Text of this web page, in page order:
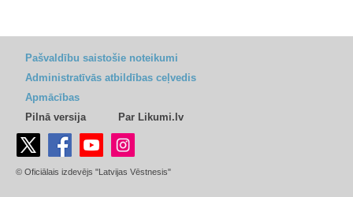
Pašvaldību saistošie noteikumi
Administratīvās atbildības ceļvedis
Apmācības
Pilnā versija
Par Likumi.lv
© Oficiālais izdevējs "Latvijas Vēstnesis"